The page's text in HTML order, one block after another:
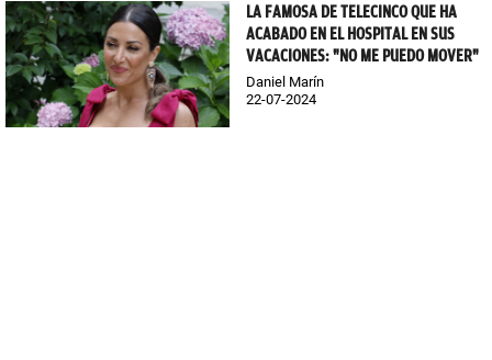
LA FAMOSA DE TELECINCO QUE HA
ACABADO EN EL HOSPITAL EN SUS
VACACIONES: "NO ME PUEDO MOVER"
Daniel Marín
22-07-2024